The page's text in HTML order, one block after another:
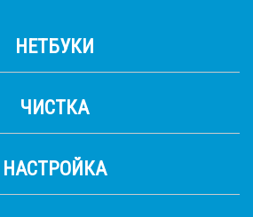
НЕТБУКИ
ЧИСТКА
НАСТРОЙКА